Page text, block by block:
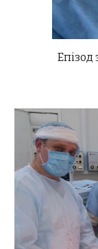
Епізод